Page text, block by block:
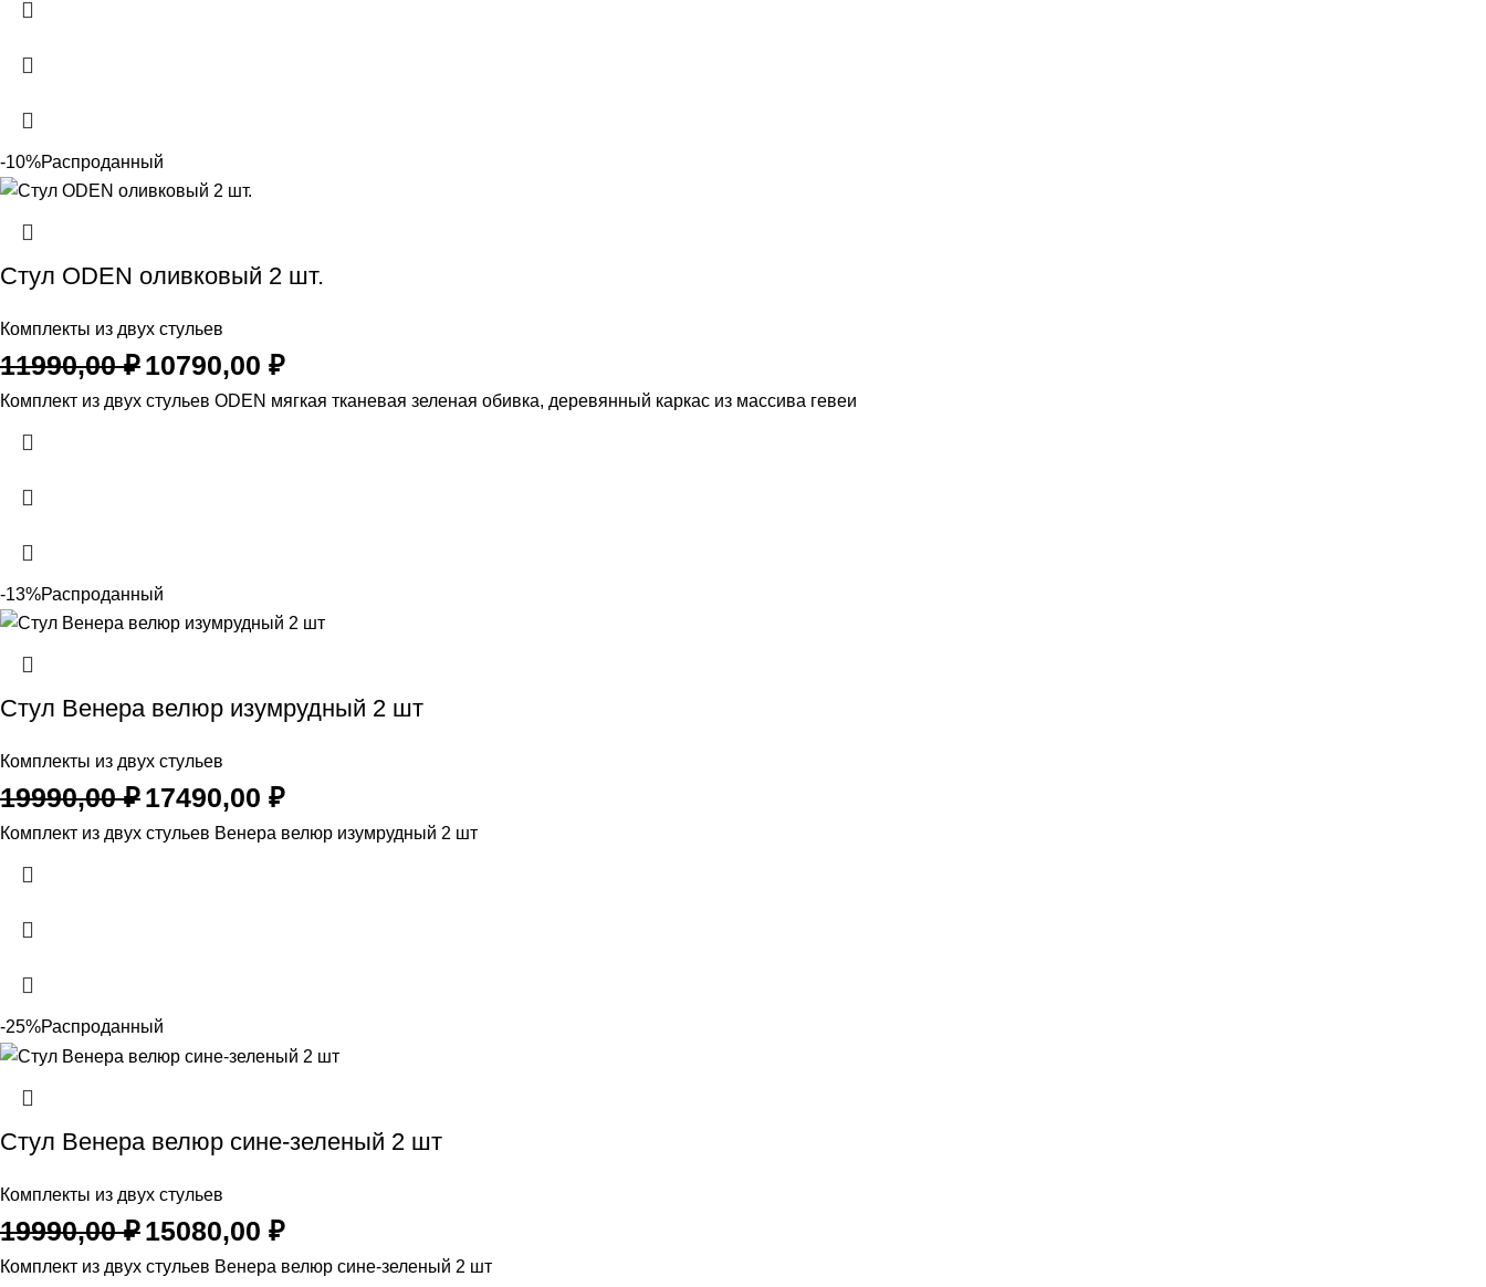
-10%Распроданный
Стул ODEN оливковый 2 шт.
Комплекты из двух стульев
11990,00₽ Первоначальная
составляла
10790,00 ₽Текущая
10790,00 ₽.
Комплект из двух стульев ODEN мягкая тканевая зеленая обивка, деревянный каркас из массива гевеи
-13%Распроданный
Стул Венера велюр изумрудный 2 шт
Комплекты из двух стульев
19990,00₽ Первоначальная
составляла
17490,00 ₽Текущая
17490,00 ₽.
Комплект из двух стульев Венера велюр изумрудный 2 шт
-25%Распроданный
Стул Венера велюр сине-зеленый 2 шт
Комплекты из двух стульев
19990,00₽ Первоначальная
составляла
15080,00 ₽Текущая
15080,00 ₽.
Комплект из двух стульев Венера велюр сине-зеленый 2 шт